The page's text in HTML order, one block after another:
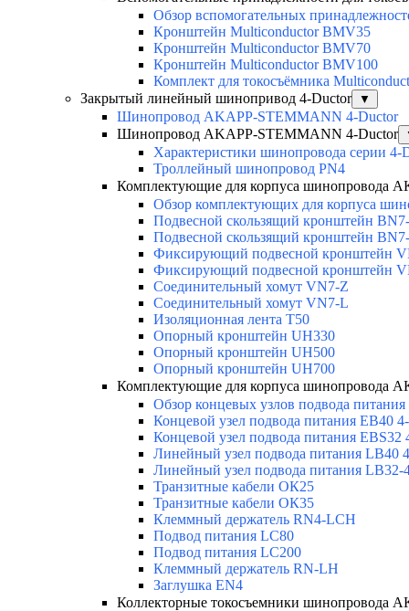
Обзор вспомогательных
Кронштейн Multiconductor BMV35
Кронштейн Multiconductor BMV70
Кронштейн Multiconductor BMV100
Комплект для токосъёмника
Закрытый линейный шинопривод 4-Ductor
▼
Шинопровод AKAPP-STEMMANN 4-Ductor
Шинопровод AKAPP-STEMMANN 4-Ductor
Характеристики шинопровода серии 4-
Троллейный шинопровод PN4
Комплектующие для корпуса шинопровода
Обзор комплектующих для корпуса
Подвесной скользящий кронштейн
Подвесной скользящий кронштейн
Фиксирующий подвесной кронштейн
Фиксирующий подвесной кронштейн
Соединительный хомут VN7-Z
Соединительный хомут VN7-L
Изоляционная лента T50
Опорный кронштейн UH330
Опорный кронштейн UH500
Опорный кронштейн UH700
Комплектующие для корпуса шинопровода
Обзор концевых узлов подвода
Концевой узел подвода питания EB40
Концевой узел подвода питания EBS32
Линейный узел подвода питания LB40
Линейный узел подвода питания LB32-
Транзитные кабели ОК25
Транзитные кабели ОК35
Клеммный держатель RN4-LCH
Подвод питания LC80
Подвод питания LC200
Клеммный держатель RN-LH
Заглушка EN4
Коллекторные токосъемники шинопровода